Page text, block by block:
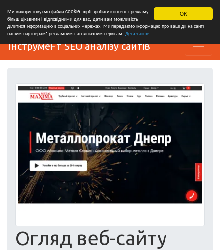
OK
Ми використовуємо файли cookie, щоб зробити контент і рекламу
більш цікавими і відповідними для вас, дати вам можливість
ділитися інформацією в соціальних мережах. Ми передаємо інформацію про ваші дії на сайті
нашим партнерам: рекламним і аналітичним сервісам. Детальніше
Інструмент SEO аналізу сайтів
Огляд веб-сайту